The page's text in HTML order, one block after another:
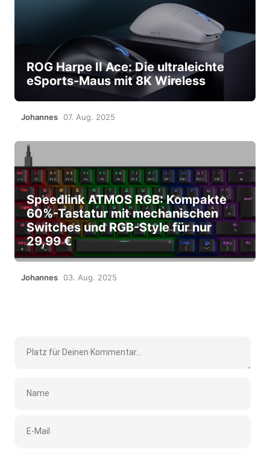
ROG Harpe II Ace: Die ultraleichte
eSports-Maus mit 8K Wireless
Johannes 07. Aug. 2025
Speedlink ATMOS RGB: Kompakte
60%-Tastatur mit mechanischen
Switches und RGB-Style für nur
29,99 €
Johannes 03. Aug. 2025